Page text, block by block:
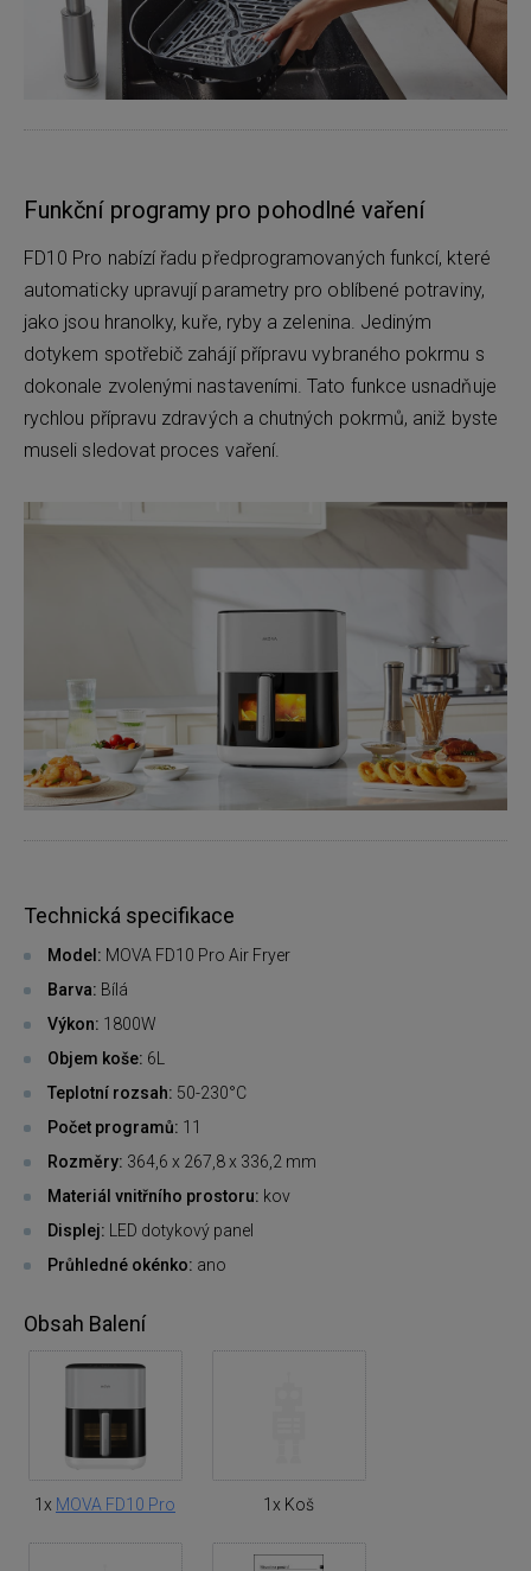
Funkční programy pro pohodlné vaření
FD10 Pro nabízí řadu předprogramovaných funkcí, které
automaticky upravují parametry pro oblíbené potraviny,
jako jsou hranolky, kuře, ryby a zelenina. Jediným
dotykem spotřebič zahájí přípravu vybraného pokrmu s
dokonale zvolenými nastaveními. Tato funkce usnadňuje
rychlou přípravu zdravých a chutných pokrmů, aniž byste
museli sledovat proces vaření.
Technická specifikace
Model: MOVA FD10 Pro Air Fryer
Barva: Bílá
Výkon: 1800W
Objem koše: 6L
Teplotní rozsah: 50-230°C
Počet programů: 11
Rozměry: 364,6 x 267,8 x 336,2 mm
Materiál vnitřního prostoru: kov
Displej:
LED dotykový panel
Průhledné okénko: ano
Obsah Balení
1x MOVA FD10 Pro 1x Koš